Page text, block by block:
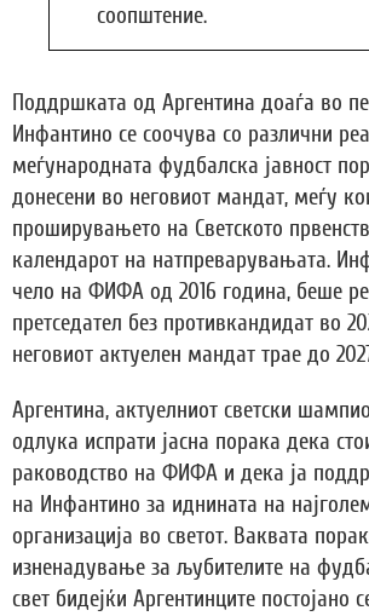
соопштение.
Поддршката од Аргентина доаѓа во
Инфантино се соочува со различни
меѓународната фудбалска јавност
донесени во неговиот мандат, меѓу
проширувањето на Светското
календарот на натпреварувањата.
чело на ФИФА од 2016 година, беше
претседател без противкандидат во
неговиот актуелен мандат трае до
Аргентина, актуелниот светски
одлука испрати јасна порака дека
раководство на ФИФА и дека ја
на Инфантино за иднината на
организација во светот. Ваквата
изненадување за љубителите на
свет бидејќи Аргентинците постојано